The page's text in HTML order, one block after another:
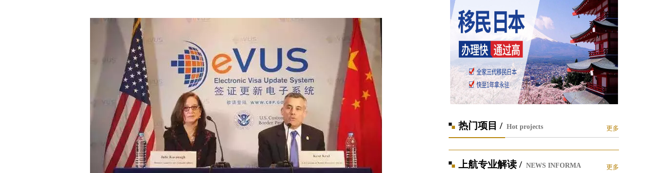
更多
热门项目 / Hot projects
更多
上航专业解读 / NEWS INFORMA